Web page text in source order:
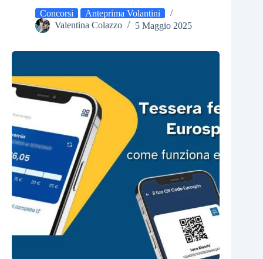
Concorsi
Anteprima Volantini
Valentina Colazzo
5 Maggio 2025